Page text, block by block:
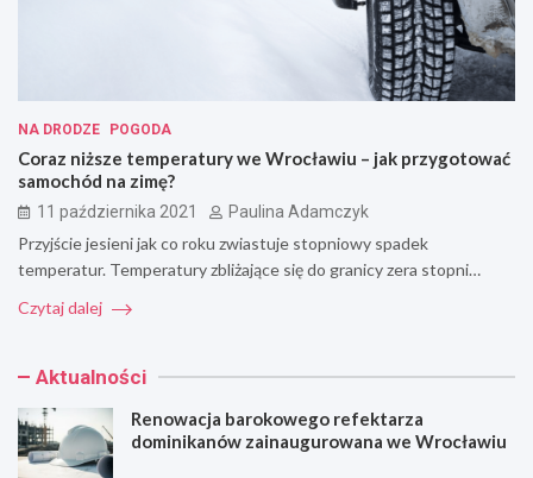
NA DRODZE POGODA
Coraz niższe temperatury we Wrocławiu – jak przygotować
samochód na zimę?
11 października 2021 Paulina Adamczyk
Przyjście jesieni jak co roku zwiastuje stopniowy spadek
temperatur. Temperatury zbliżające się do granicy zera stopni…
Czytaj dalej
Aktualności
Renowacja barokowego refektarza
dominikanów zainaugurowana we Wrocławiu